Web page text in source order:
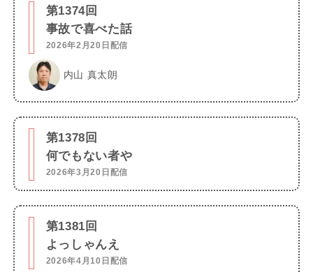
第1374回
事故で喜べた話
2026年2月20日配信
内山 真太朗
第1378回
何でもない者や
2026年3月20日配信
第1381回
よっしゃんえ
2026年4月10日配信